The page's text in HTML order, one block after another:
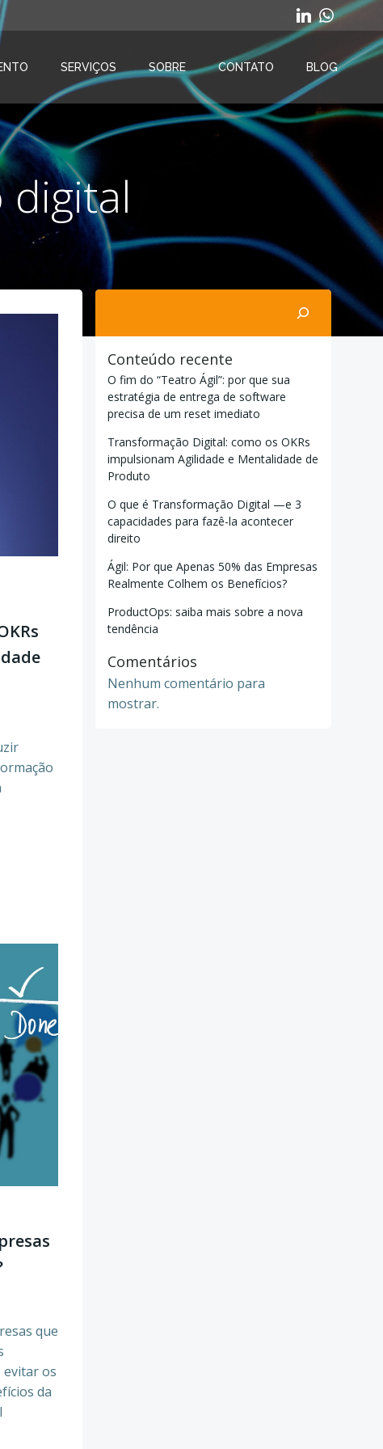
SERVIÇOS SOBRE CONTATO BLOG
que
evitar os
da
Pesquisar
Conteúdo recente
O fim do “Teatro Ágil”: por que sua
estratégia de entrega de software
precisa de um reset imediato
Transformação Digital: como os OKRs
impulsionam Agilidade e Mentalidade de
Produto
O que é Transformação Digital —e 3
capacidades para fazê-la acontecer
direito
Ágil: Por que Apenas 50% das Empresas
Realmente Colhem os Benefícios?
ProductOps: saiba mais sobre a nova
tendência
Comentários
Nenhum comentário para
mostrar.